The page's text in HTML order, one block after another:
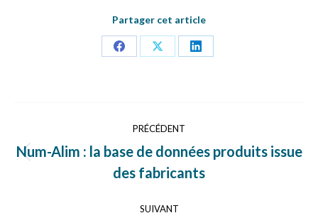
Partager cet article
PartagerPartagerPartager
article
PRÉCÉDENT
Article
précédent
Num-Alim : la base de données produits issue
des fabricants
SUIVANT